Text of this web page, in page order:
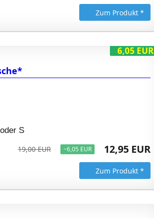
Zum Produkt *
6,05 EUR
S
19,00 EUR −6,05 EUR 12,95 EUR
Zum Produkt *